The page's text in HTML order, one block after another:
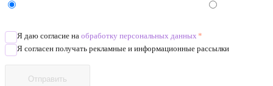
Я даю согласие на обработку персональных данных *
Я согласен получать рекламные и информационные рассылки
Отправить